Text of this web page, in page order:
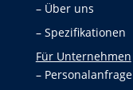
Über uns
Spezifikationen
Für Unternehmen
Personalanfrage